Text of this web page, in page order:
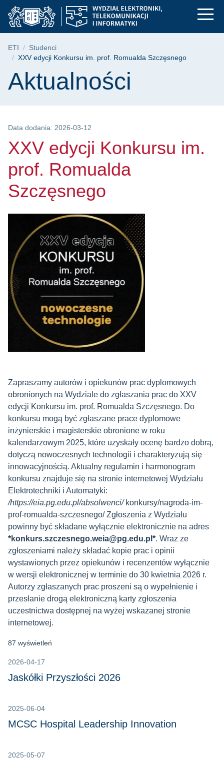
Przejdź
do
menu
Przejdź
do
wyszukiwarki
Przejdź
do
treści
XXV edycji
Ścieżka nawigacyjna
ETI
Studenci
XXV edycji Konkursu im. prof. Romualda Szczęsnego
Treść strony
Aktualności
Data dodania: 2026-03-12
XXV edycji Konkursu im.
prof. Romualda
Szczęsnego
Zapraszamy autorów i opiekunów prac dyplomowych
obronionych na Wydziale do zgłaszania prac do XXV
edycji Konkursu im. prof. Romualda Szczęsnego. Do
konkursu mogą być zgłaszane prace dyplomowe
inżynierskie i magisterskie obronione w roku
kalendarzowym 2025, które uzyskały ocenę bardzo dobrą,
dotyczą nowoczesnych technologii i charakteryzują się
innowacyjnością. Aktualny regulamin i harmonogram
konkursu znajduje się na stronie internetowej Wydziału
Elektrotechniki i Automatyki:
/https://eia.pg.edu.pl/absolwenci/konkursy/nagroda-im-
prof-romualda-szczesnego/ Zgłoszenia z Wydziału
powinny być składane wyłącznie elektronicznie na adres
*konkurs.szczesnego.weia@pg.edu.pl *. Wraz ze
zgłoszeniami należy składać kopie prac i opinii
wystawionych przez opiekunów i recenzentów wyłącznie
w wersji elektronicznej w terminie do 30 kwietnia 2026 r.
Autorzy zgłaszanych prac proszeni są o wypełnienie i
przesłanie drogą elektroniczną karty zgłoszenia
uczestnictwa dostępnej na wyżej wskazanej stronie
internetowej.
87 wyświetleń
2026-04-17
Jaskółki Przyszłości 2026
2025-06-04
MCSC Hospital Leadership Innovation
2025-05-07